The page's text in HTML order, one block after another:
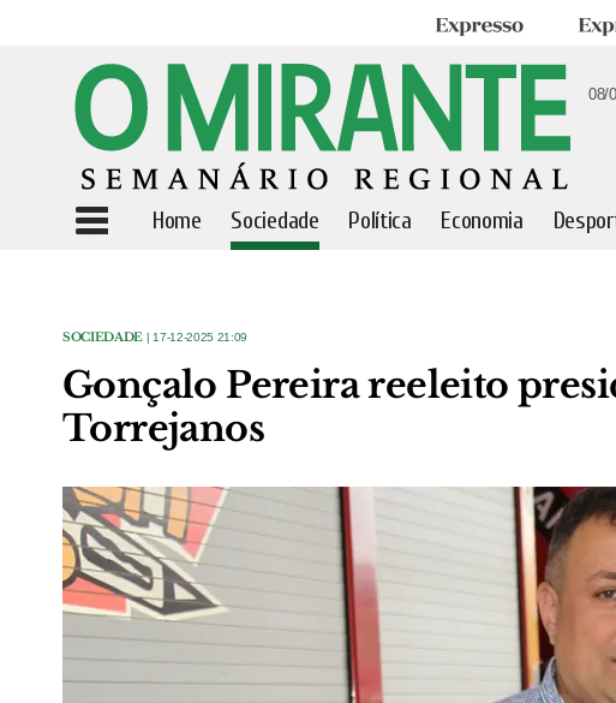
Expresso
08/
Home Sociedade Política Economia
SOCIEDADE | 17-12-2025 21:09
Gonçalo Pereira reeleito
Torrejanos